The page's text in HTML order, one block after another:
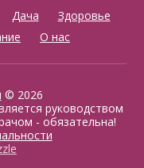
Дача
Здоровье
О нас
© 2026
руководством
- обязательна!